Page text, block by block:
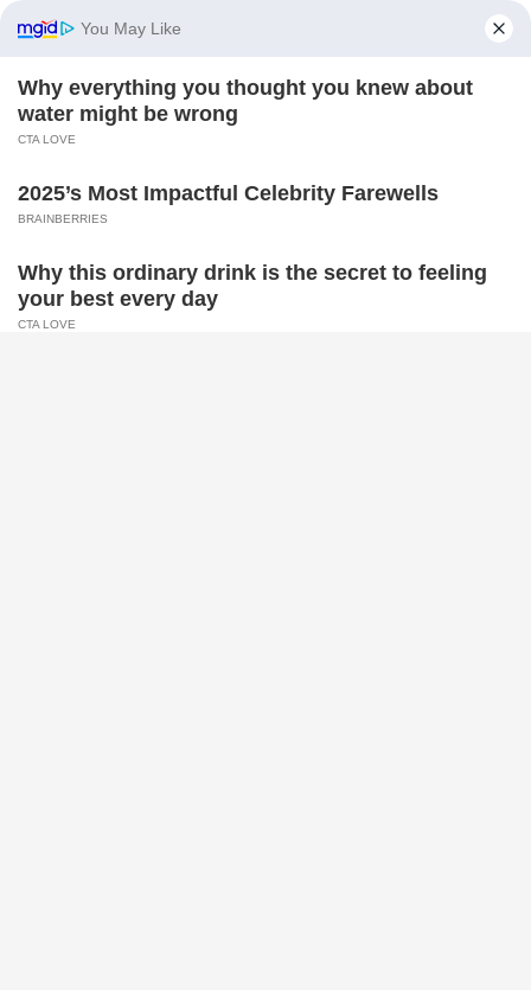
BUZZDAY
Malia Obama's Transformation Is A Sight To See